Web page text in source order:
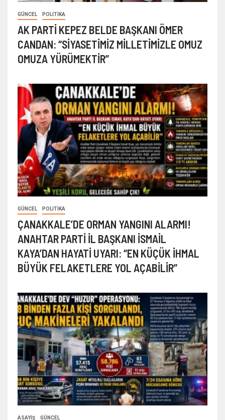
GÜNCEL POLITIKA
AK PARTİ KEPEZ BELDE BAŞKANI ÖMER
CANDAN: “SİYASETİMİZ MİLLETİMİZLE OMUZ
OMUZA YÜRÜMEKTİR”
GÜNCEL POLITIKA
ÇANAKKALE’DE ORMAN YANGINI ALARMI!
ANAHTAR PARTİ İL BAŞKANI İSMAİL
KAYA’DAN HAYATİ UYARI: “EN KÜÇÜK İHMAL
BÜYÜK FELAKETLERE YOL AÇABİLİR”
ASAYIŞ GÜNCEL